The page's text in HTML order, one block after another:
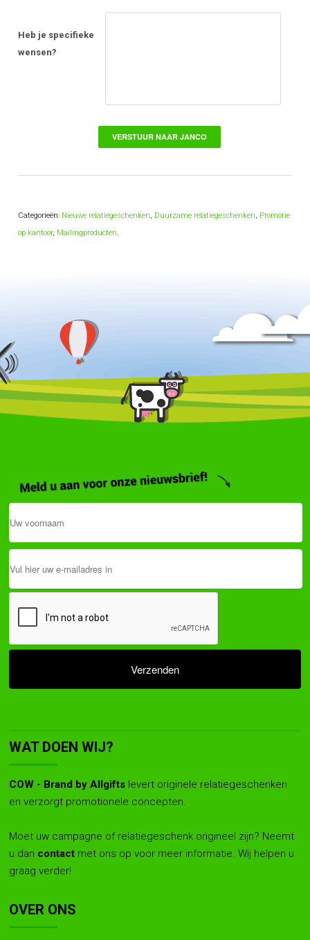
Heb je specifieke
wensen?
Categorieën: Nieuwe relatiegeschenken, Duurzame relatiegeschenken, Promotie
op kantoor, Mailingproducten.
WAT DOEN WIJ?
COW - Brand by Allgifts levert originele relatiegeschenken
en verzorgt promotionele concepten.
Moet uw campagne of relatiegeschenk origineel zijn? Neemt
u dan contact met ons op voor meer informatie. Wij helpen u
graag verder!
OVER ONS